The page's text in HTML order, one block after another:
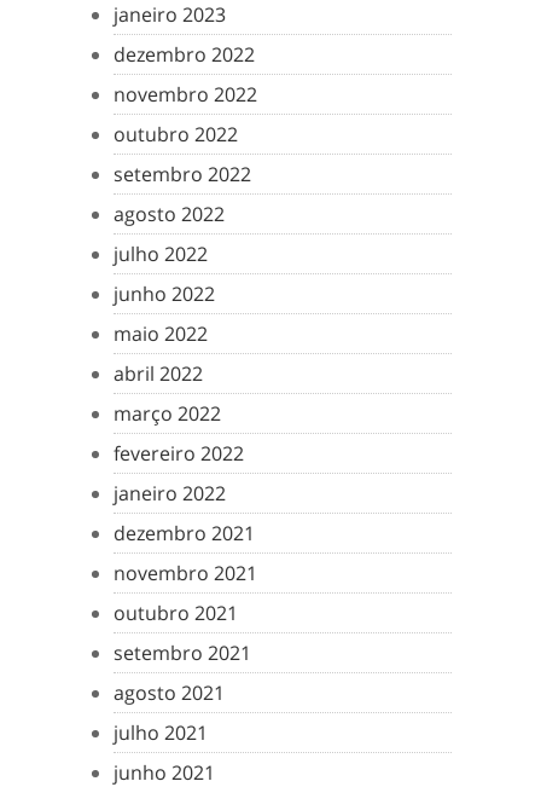
janeiro 2023
dezembro 2022
novembro 2022
outubro 2022
setembro 2022
agosto 2022
julho 2022
junho 2022
maio 2022
abril 2022
março 2022
fevereiro 2022
janeiro 2022
dezembro 2021
novembro 2021
outubro 2021
setembro 2021
agosto 2021
julho 2021
junho 2021